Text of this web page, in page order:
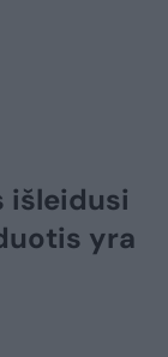
išleidusi
yra